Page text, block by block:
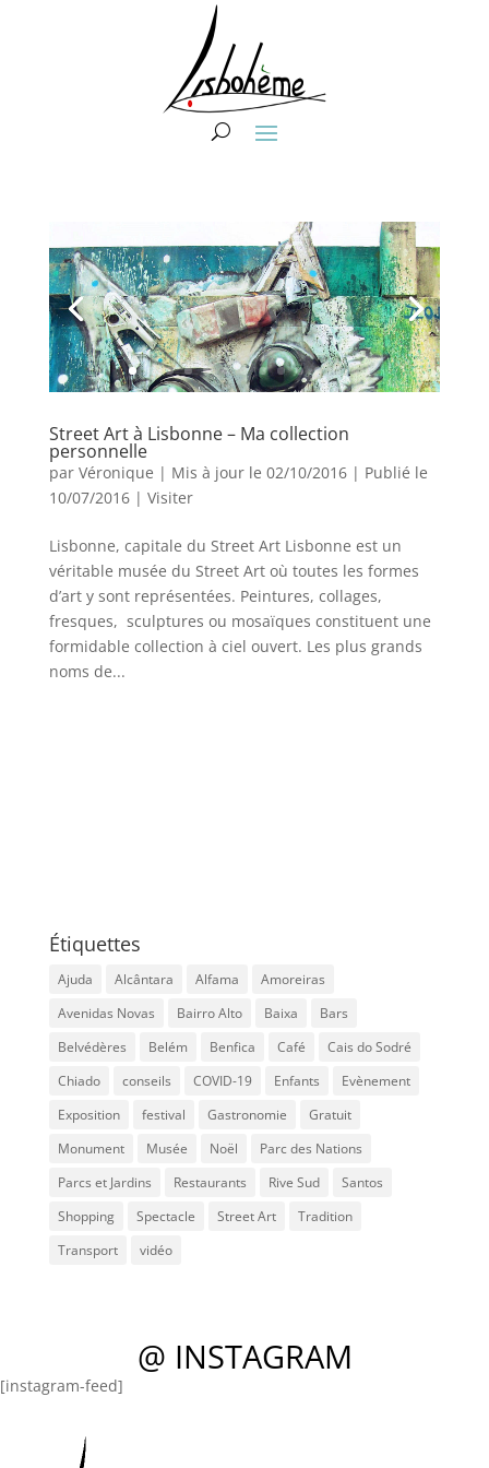
Street Art à Lisbonne – Ma collection
personnelle
par Véronique | Mis à jour le 02/10/2016 | Publié le
10/07/2016| Visiter
Lisbonne, capitale du Street Art Lisbonne est un
véritable musée du Street Art où toutes les formes
d’art y sont représentées. Peintures, collages,
fresques, sculptures ou mosaïques constituent une
formidable collection à ciel ouvert. Les plus grands
noms de...
Étiquettes
Ajuda Alcântara Alfama
Amoreiras
Avenidas Novas
Bairro Alto Baixa
Bars
Belvédères
Belém Benfica Café
Cais do Sodré
Chiado
conseils COVID-19 Enfants
Evènement
Exposition
festival Gastronomie
Gratuit
Monument
Musée Noël
Parc des Nations
Parcs et Jardins
Restaurants Rive Sud
Santos
Shopping
Spectacle Street Art
Tradition
Transport
vidéo
@ INSTAGRAM
[instagram-feed]